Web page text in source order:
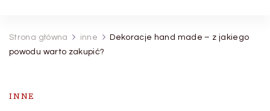
Strona główna inne
Dekoracje hand made – z jakiego
powodu warto zakupić?
INNE